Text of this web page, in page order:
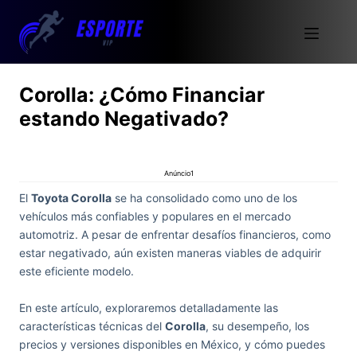
Corolla: ¿Cómo Financiar
estando Negativado?
Anúncio1
El Toyota Corolla se ha consolidado como uno de los
vehículos más confiables y populares en el mercado
automotriz. A pesar de enfrentar desafíos financieros, como
estar negativado, aún existen maneras viables de adquirir
este eficiente modelo.
En este artículo, exploraremos detalladamente las
características técnicas del Corolla, su desempeño, los
precios y versiones disponibles en México, y cómo puedes